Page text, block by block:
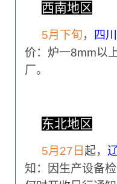
西南地区
5月下旬， 四川
价：炉一8mm以
厂。
东北地区
5月27日 起，
知：因生产设备